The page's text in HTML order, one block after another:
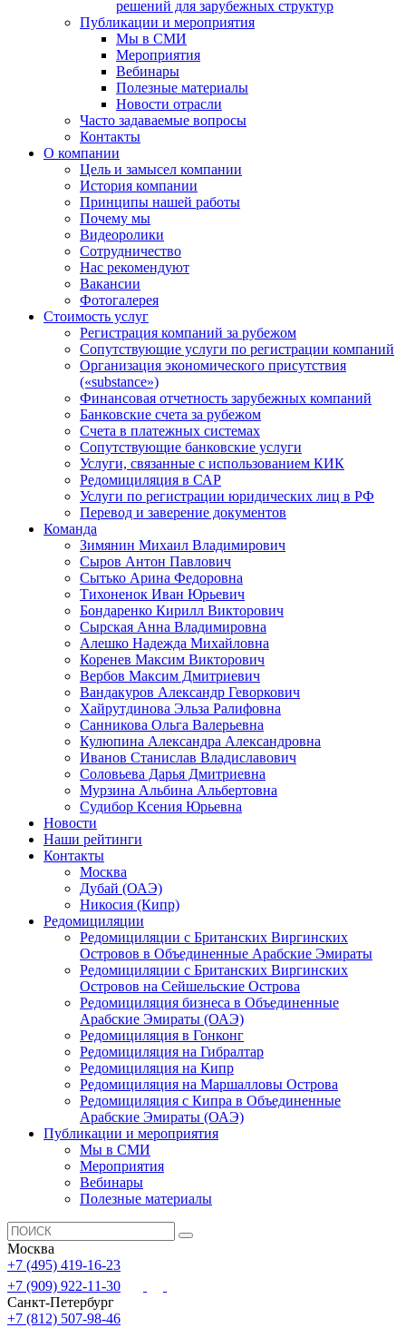
решений для зарубежных структур
Публикации и мероприятия
Мы в СМИ
Мероприятия
Вебинары
Полезные материалы
Новости отрасли
Часто задаваемые вопросы
Контакты
О компании
Цель и замысел компании
История компании
Принципы нашей работы
Почему мы
Видеоролики
Сотрудничество
Нас рекомендуют
Вакансии
Фотогалерея
Стоимость услуг
Регистрация компаний за рубежом
Сопутствующие услуги по регистрации компаний
Организация экономического присутствия
(«substance»)
Финансовая отчетность зарубежных компаний
Банковские счета за рубежом
Счета в платежных системах
Сопутствующие банковские услуги
Услуги, связанные с использованием КИК
Редомициляция в САР
Услуги по регистрации юридических лиц в РФ
Перевод и заверение документов
Команда
Зимянин Михаил Владимирович
Сыров Антон Павлович
Сытько Арина Федоровна
Тихоненок Иван Юрьевич
Бондаренко Кирилл Викторович
Сырская Анна Владимировна
Алешко Надежда Михайловна
Коренев Максим Викторович
Вербов Максим Дмитриевич
Вандакуров Александр Геворкович
Хайрутдинова Эльза Ралифовна
Санникова Ольга Валерьевна
Кулюпина Александра Александровна
Иванов Станислав Владиславович
Соловьева Дарья Дмитриевна
Мурзина Альбина Альбертовна
Судибор Ксения Юрьевна
Новости
Наши рейтинги
Контакты
Москва
Дубай (ОАЭ)
Никосия (Кипр)
Редомициляции
Редомициляции с Британских Виргинских
Островов в Объединенные Арабские Эмираты
Редомициляции с Британских Виргинских
Островов на Сейшельские Острова
Редомициляция бизнеса в Объединенные
Арабские Эмираты (ОАЭ)
Редомициляция в Гонконг
Редомициляция на Гибралтар
Редомициляция на Кипр
Редомициляция на Маршалловы Острова
Редомициляция с Кипра в Объединенные
Арабские Эмираты (ОАЭ)
Публикации и мероприятия
Мы в СМИ
Мероприятия
Вебинары
Полезные материалы
Москва
+7 (495) 419-16-23
+7 (909) 922-11-30
Санкт-Петербург
+7 (812) 507-98-46